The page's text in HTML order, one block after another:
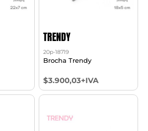
TRENDY
20p-18719
Brocha Trendy
$3.900,03+IVA